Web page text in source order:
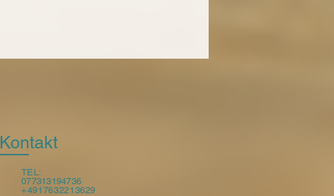
Kontakt
​TEL:
077313194736
+4917632213629